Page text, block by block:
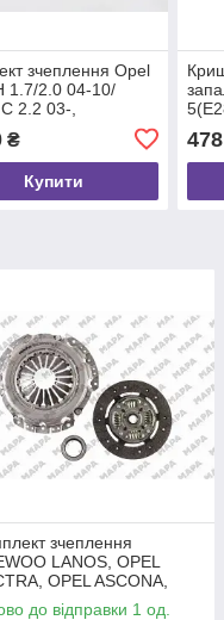
зчеплення Opel
1.7/2.0 04-10/
2.2 03-,
₴
Купити
77-
478
зчеплення
LANOS, OPEL
OPEL ASCONA,
(010200400)
до відправки 1 од.